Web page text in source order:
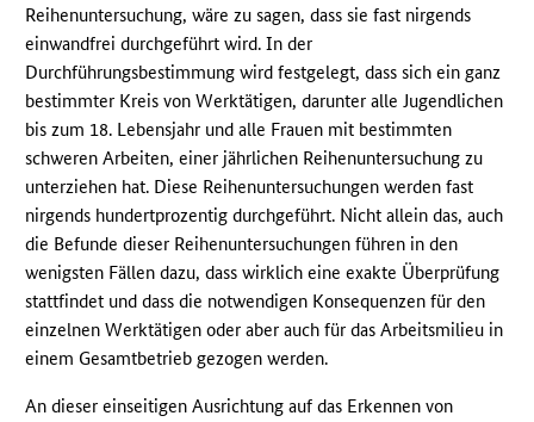
Reihenuntersuchung, wäre zu sagen, dass sie fast nirgends
einwandfrei durchgeführt wird. In der
Durchführungsbestimmung wird festgelegt, dass sich ein ganz
bestimmter Kreis von Werktätigen, darunter alle Jugendlichen
bis zum 18. Lebensjahr und alle Frauen mit bestimmten
schweren Arbeiten, einer jährlichen Reihenuntersuchung zu
unterziehen hat. Diese Reihenuntersuchungen werden fast
nirgends hundertprozentig durchgeführt. Nicht allein das, auch
die Befunde dieser Reihenuntersuchungen führen in den
wenigsten Fällen dazu, dass wirklich eine exakte Überprüfung
stattfindet und dass die notwendigen Konsequenzen für den
einzelnen Werktätigen oder aber auch für das Arbeitsmilieu in
einem Gesamtbetrieb gezogen werden.
An dieser einseitigen Ausrichtung auf das Erkennen von